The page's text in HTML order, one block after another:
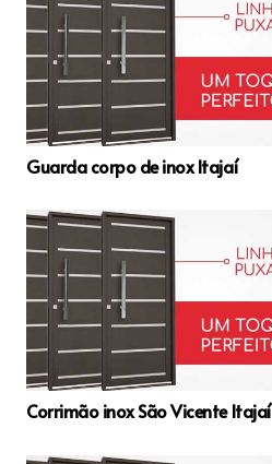
Guarda corpo de inox Itajaí
Corrimão inox São Vicente Itajaí